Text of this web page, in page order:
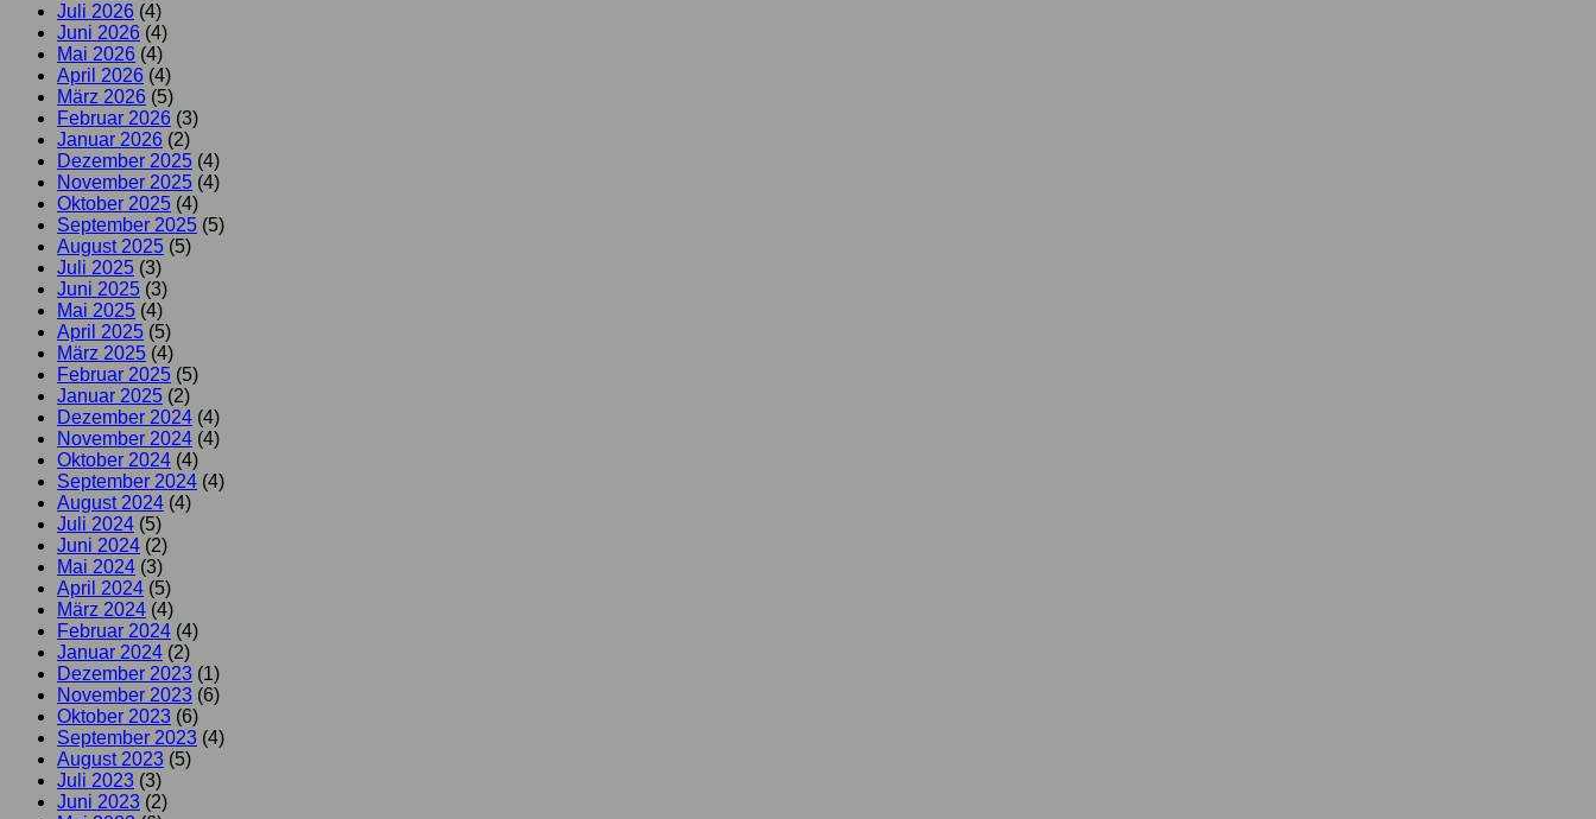
Juli 2026 (4)
Juni 2026 (4)
Mai 2026 (4)
April 2026 (4)
März 2026 (5)
Februar 2026 (3)
Januar 2026 (2)
Dezember 2025 (4)
November 2025 (4)
Oktober 2025 (4)
September 2025 (5)
August 2025 (5)
Juli 2025 (3)
Juni 2025 (3)
Mai 2025 (4)
April 2025 (5)
März 2025 (4)
Februar 2025 (5)
Januar 2025 (2)
Dezember 2024 (4)
November 2024 (4)
Oktober 2024 (4)
September 2024 (4)
August 2024 (4)
Juli 2024 (5)
Juni 2024 (2)
Mai 2024 (3)
April 2024 (5)
März 2024 (4)
Februar 2024 (4)
Januar 2024 (2)
Dezember 2023 (1)
November 2023 (6)
Oktober 2023 (6)
September 2023 (4)
August 2023 (5)
Juli 2023 (3)
Juni 2023 (2)